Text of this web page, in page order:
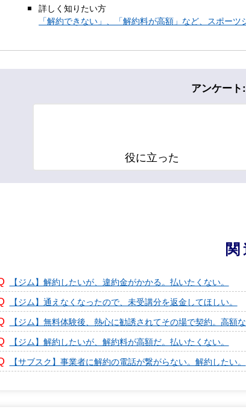
詳しく知りたい方
「解約できない」、「解約料が高額」など、スポー
アンケー
役に立った
【ジム】解約したいが、違約金がかかる。払いたくない。
【ジム】通えなくなったので、未受講分を返金してほしい。
【ジム】無料体験後、熱心に勧誘されてその場で契約。高額
【ジム】解約したいが、解約料が高額だ。払いたくない。
【サブスク】事業者に解約の電話が繋がらない。解約したい。